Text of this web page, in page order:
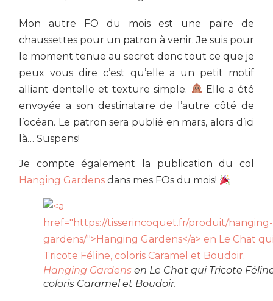
Mon autre FO du mois est une paire de
chaussettes pour un patron à venir. Je suis pour
le moment tenue au secret donc tout ce que je
peux vous dire c’est qu’elle a un petit motif
alliant dentelle et texture simple.
Elle a été
envoyée a son destinataire de l’autre côté de
l’océan. Le patron sera publié en mars, alors d’ici
là… Suspens!
Je compte également la publication du col
Hanging Gardens dans mes FOs du mois!
Hanging Gardens en Le Chat qui Tricote
coloris Caramel et Boudoir.